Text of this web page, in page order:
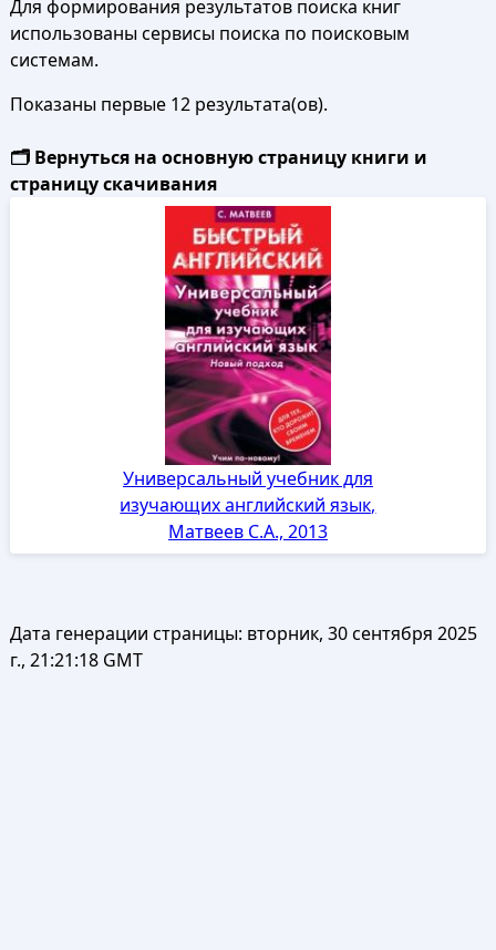
Для формирования результатов поиска книг
использованы сервисы поиска по поисковым
системам.
Показаны первые 12 результата(ов).
🗂️ Вернуться на основную страницу книги и
страницу скачивания
Универсальный учебник для
изучающих английский язык,
Матвеев С.А., 2013
Дата генерации страницы: вторник, 30 сентября 2025
г., 21:21:18 GMT